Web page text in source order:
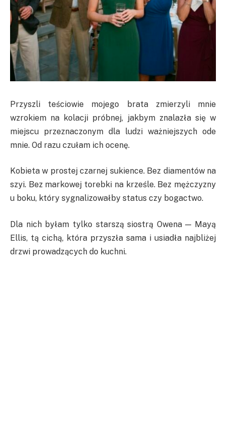
Przyszli teściowie mojego brata zmierzyli mnie
wzrokiem na kolacji próbnej, jakbym znalazła się w
miejscu przeznaczonym dla ludzi ważniejszych ode
mnie. Od razu czułam ich ocenę.
Kobieta w prostej czarnej sukience. Bez diamentów na
szyi. Bez markowej torebki na krześle. Bez mężczyzny
u boku, który sygnalizowałby status czy bogactwo.
Dla nich byłam tylko starszą siostrą Owena — Mayą
Ellis, tą cichą, która przyszła sama i usiadła najbliżej
drzwi prowadzących do kuchni.